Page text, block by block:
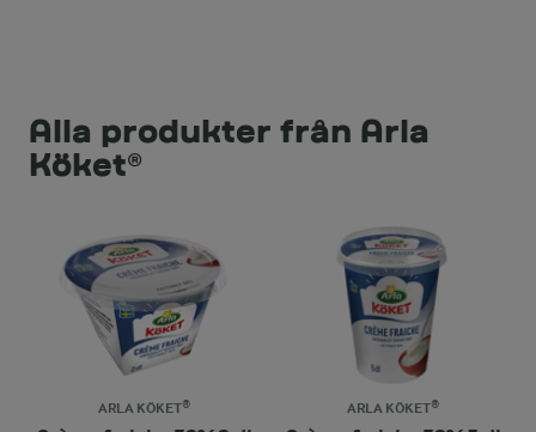
Alla produkter från Arla
Köket®
ARLA KÖKET® ARLA KÖKET®